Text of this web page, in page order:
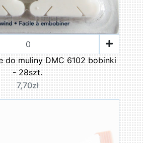
do muliny DMC 6102 bobinki
- 28szt.
7,70zł